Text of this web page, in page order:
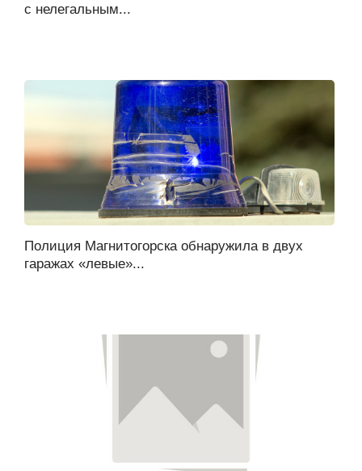
с нелегальным...
Полиция Магнитогорска обнаружила в двух
гаражах «левые»...